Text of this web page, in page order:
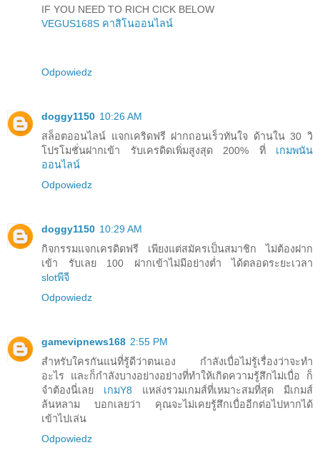
IF YOU NEED TO RICH CICK BELOW
VEGUS168S คาสิโนออนไลน์
Odpowiedz
doggy1150 10:26 AM
สล็อตออนไลน์ แจกเคริดฟรี ฝากถอนเร็วทันใจ ด้านใน 30 วิ
โปรโมชั่นฝากเข้า รับเครดิดเพิ่มสูงสุด 200% ที่ เกมพนัน
ออนไลน์
Odpowiedz
doggy1150 10:29 AM
กิจกรรมแจกเครดิดฟรี เพียงแต่สมัครเป็นสมาชิก ไม่ต้องฝาก
เข้า รับเลย 100 ฝากเข้าไม่มีอย่างต่ำ ได้ตลอดระยะเวลา
slotพีจี
Odpowiedz
gamevipnews168 2:55 PM
สำหรับใครกันแน่ที่รู้ดีว่าตนเอง กำลังเบื่อไม่รู้เรื่องว่าจะทำ
อะไร และก็กำลังบางอย่างอย่างที่ทำให้เกิดความรู้สึกไม่เบื่อ ก็
จำต้องนี่เลย เกมY8 แหล่งรวมเกมส์ที่เหมาะสมที่สุด มีเกมส์
ล้นหลาม บอกเลยว่า คุณจะไม่เคยรู้สึกเบื่ออีกต่อไปหากได้
เข้าไปเล่น
Odpowiedz